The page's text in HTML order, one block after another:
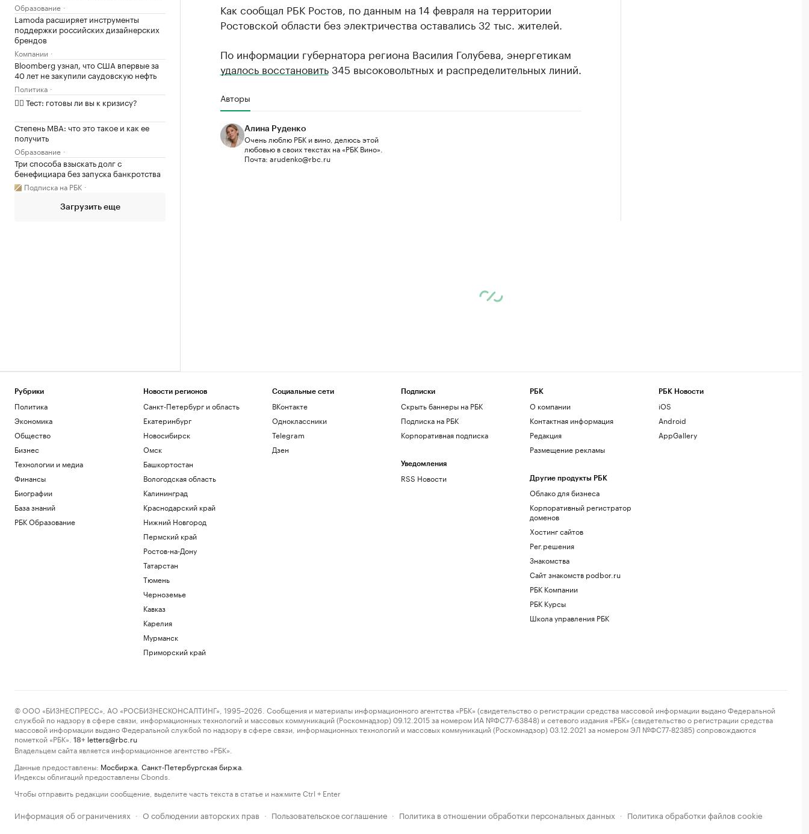
Образование
Lamoda расширяет инструменты
поддержки российских дизайнерских
брендов
Компании
Bloomberg узнал, что США впервые за
40 лет не закупили саудовскую нефть
Политика
✍🏻 Тест: готовы ли вы к кризису?
Степень MBA: что это такое и как ее
получить
Образование
Три способа взыскать долг с
бенефициара без запуска банкротства
Подписка на РБК
Загрузить еще
Как сообщал РБК Ростов, по данным на 14 февраля на территории
Ростовской области без электричества оставались 32 тыс. жителей.
По информации губернатора региона Василия Голубева, энергетикам
удалось восстановить345 высоковольтных и распределительных линий.
Авторы
Алина Руденко
Очень люблю РБК и вино, делюсь этой
любовью в своих текстах на «РБК Вино».
Почта: arudenko@rbc.ru
Рубрики
Политика
Экономика
Общество
Бизнес
Технологии и медиа
Финансы
Биографии
База знаний
РБК Образование
Новости регионов
Санкт-Петербург и область
Екатеринбург
Новосибирск
Омск
Башкортостан
Вологодская область
Калининград
Краснодарский край
Нижний Новгород
Пермский край
Ростов-на-Дону
Татарстан
Тюмень
Черноземье
Кавказ
Карелия
Мурманск
Приморский край
Социальные сети
ВКонтакте
Одноклассники
Telegram
Дзен
Подписки
Скрыть баннеры на РБК
Подписка на РБК
Корпоративная подписка
Уведомления
RSS Новости
РБК
О компании
Контактная информация
Редакция
Размещение рекламы
Другие продукты РБК
Облако для бизнеса
Корпоративный регистратор
доменов
Хостинг сайтов
Рег.решения
Знакомства
Сайт знакомств podbor.ru
РБК Компании
РБК Курсы
Школа управления РБК
РБК Новости
iOS
Android
AppGallery
© ООО «БИЗНЕСПРЕСС», АО «РОСБИЗНЕСКОНСАЛТИНГ», 1995–2026. Сообщения и материалы информационного агентства «РБК» (свидетельство о регистрации средства массовой информации выдано Федеральной
службой по надзору в сфере связи, информационных технологий и массовых коммуникаций (Роскомнадзор) 09.12.2015 за номером ИА №ФС77-63848) и сетевого издания «РБК» (свидетельство о регистрации средства
массовой информации выдано Федеральной службой по надзору в сфере связи, информационных технологий и массовых коммуникаций (Роскомнадзор) 03.12.2021 за номером ЭЛ №ФС77-82385) сопровождаются
пометкой «РБК».
18+ letters@rbc.ru
Владельцем сайта является информационное агентство «РБК».
Данные предоставлены: Мосбиржа Санкт-Петербургская биржа
Индексы облигаций предоставлены Cbonds.
Чтобы отправить редакции сообщение, выделите часть текста в статье и нажмите Ctrl + Enter
Информация об ограничениях · О соблюдении авторских прав · Пользовательское соглашение · Политика в отношении обработки персональных данных · Политика обработки файлов cookie